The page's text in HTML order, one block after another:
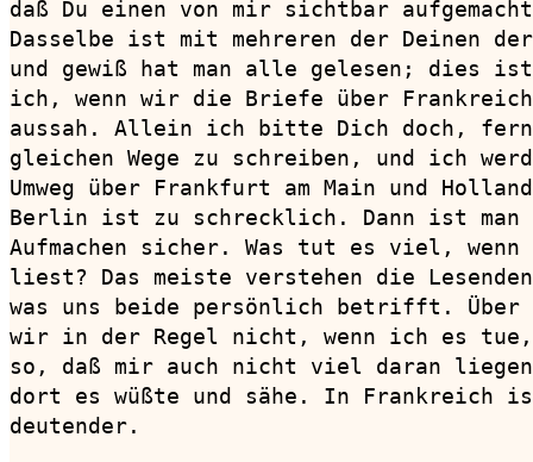
daß Du einen von mir sichtbar aufgemacht
Dasselbe ist mit mehreren der Deinen
und gewiß hat man alle gelesen; dies
ich, wenn wir die Briefe über
aussah. Allein ich bitte Dich doch,
gleichen Wege zu schreiben, und ich
Umweg über Frankfurt am Main und
Berlin ist zu schrecklich. Dann ist man
Aufmachen sicher. Was tut es viel, wenn
liest? Das meiste verstehen die
was uns beide persönlich betrifft. Über
wir in der Regel nicht, wenn ich es
so, daß mir auch nicht viel daran liegen
dort es wüßte und sähe. In Frankreich
deutender.